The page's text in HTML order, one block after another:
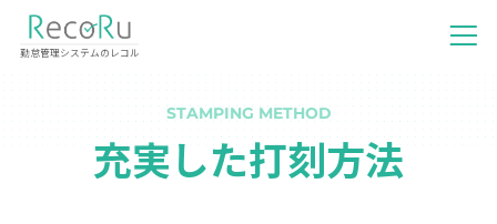
勤怠管理システムのレコル
STAMPING METHOD
充実した打刻方法